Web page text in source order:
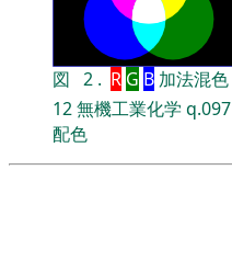
図 2 . R G B加法混色
12無機工業化学 q.097
配色